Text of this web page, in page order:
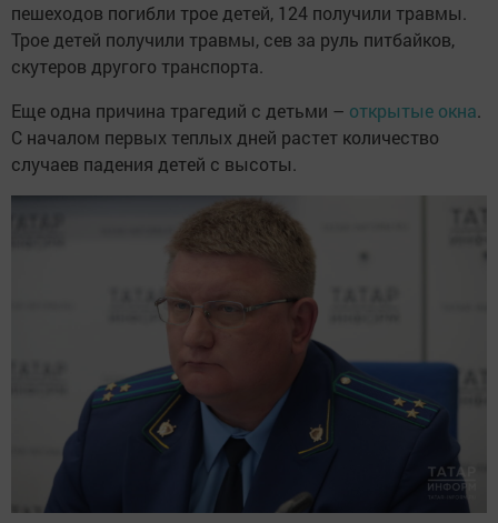
пешеходов погибли трое детей, 124 получили травмы.
Трое детей получили травмы, сев за руль питбайков,
скутеров другого транспорта.
Еще одна причина трагедий с детьми – открытые окна.
С началом первых теплых дней растет количество
случаев падения детей с высоты.